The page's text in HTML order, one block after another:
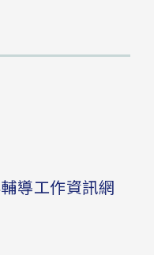
導工作資訊網